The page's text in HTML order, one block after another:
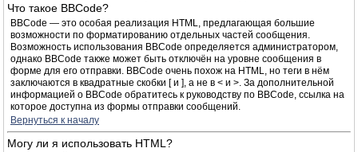
Что такое BBCode?
BBCode — это особая реализация HTML, предлагающая большие
возможности по форматированию отдельных частей сообщения.
Возможность использования BBCode определяется администратором,
однако BBCode также может быть отключён на уровне сообщения в
форме для его отправки. BBCode очень похож на HTML, но теги в нём
заключаются в квадратные скобки [ и ], а не в < и >. За дополнительной
информацией о BBCode обратитесь к руководству по BBCode, ссылка на
которое доступна из формы отправки сообщений.
Вернуться к началу
Могу ли я использовать HTML?